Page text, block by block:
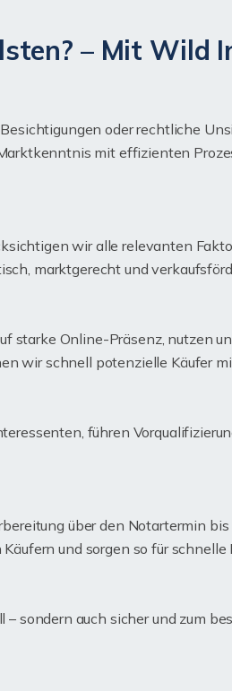
– Mit Wild
oder rechtliche
mit effizienten
wir alle relevanten
marktgerecht und
Online-Präsenz, nutzen
wir schnell potenzielle Käufer
führen
über den Notartermin
und sorgen so für schnelle
sondern auch sicher und zum